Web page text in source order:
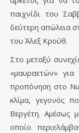
παιχνίδι του
δεύτερη απώλεια
του Άλεξ Κρούθ.
Στο μεταξύ
«μαυραετών»
προπόνηση στο
κλίμα, γεγονός
Βεργέτη. Αμέσως
οποίο